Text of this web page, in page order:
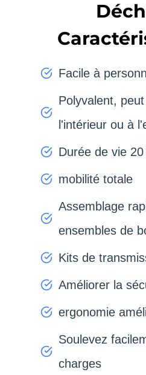
Facile à
Polyvalent,
l'intérieur ou à
Durée de vie
mobilité totale
Assemblage
ensembles de
Kits de
Améliorer la
ergonomie
Soulevez
charges